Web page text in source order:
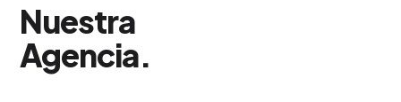
Nuestra
Agencia.